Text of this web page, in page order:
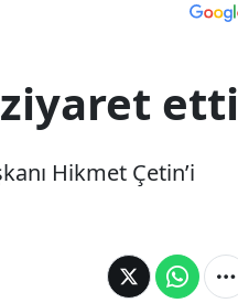
etti
Hikmet Çetin’i